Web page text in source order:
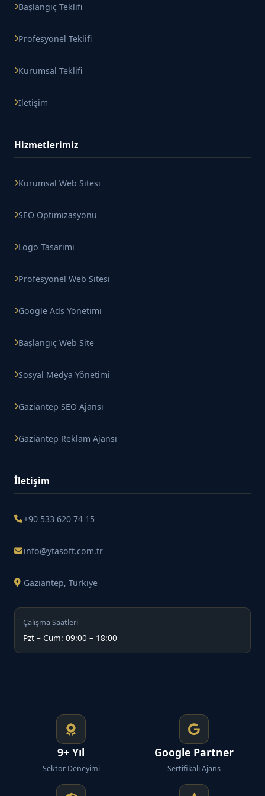
Başlangıç Teklifi
Profesyonel Teklifi
Kurumsal Teklifi
İletişim
Hizmetlerimiz
Kurumsal Web Sitesi
SEO Optimizasyonu
Logo Tasarımı
Profesyonel Web Sitesi
Google Ads Yönetimi
Başlangıç Web Site
Sosyal Medya Yönetimi
Gaziantep SEO Ajansı
Gaziantep Reklam Ajansı
İletişim
+90 533 620 74 15
info@ytasoft.com.tr
Gaziantep, Türkiye
Çalışma Saatleri
Pzt – Cum: 09:00 – 18:00
9+ Yıl
Sektör Deneyimi
Google Partner
Sertifikalı Ajans